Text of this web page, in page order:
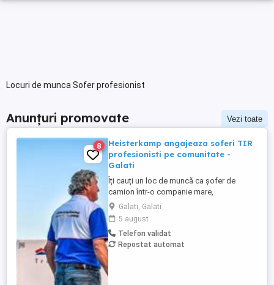
Locuri de munca Sofer profesionist
Anunțuri promovate Vezi toate
8
Heisterkamp angajeaza soferi TIR
profesionisti pe comunitate -
Galati
Îți cauți un loc de muncă ca șofer de
camion într-o companie mare,
internațională și stabilă? Atunci vino în
echipa Heisterkamp! Angajăm șoferi cu
sau fără experiență și echipaje pentru
transport internațional. Beneficii: training
de inițiere la începutul activității în cadrul
Galati, Galati
5 august
Telefon validat
Repostat automat